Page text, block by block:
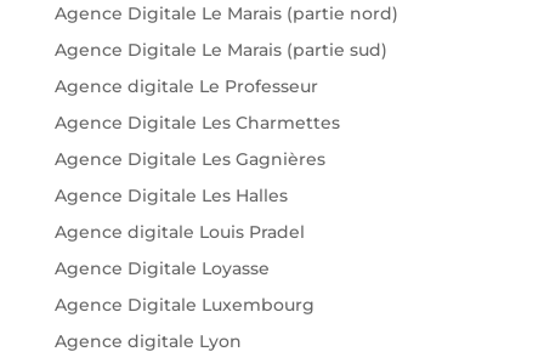
Agence Digitale Le Marais (partie nord)
Agence Digitale Le Marais (partie sud)
Agence digitale Le Professeur
Agence Digitale Les Charmettes
Agence Digitale Les Gagnières
Agence Digitale Les Halles
Agence digitale Louis Pradel
Agence Digitale Loyasse
Agence Digitale Luxembourg
Agence digitale Lyon